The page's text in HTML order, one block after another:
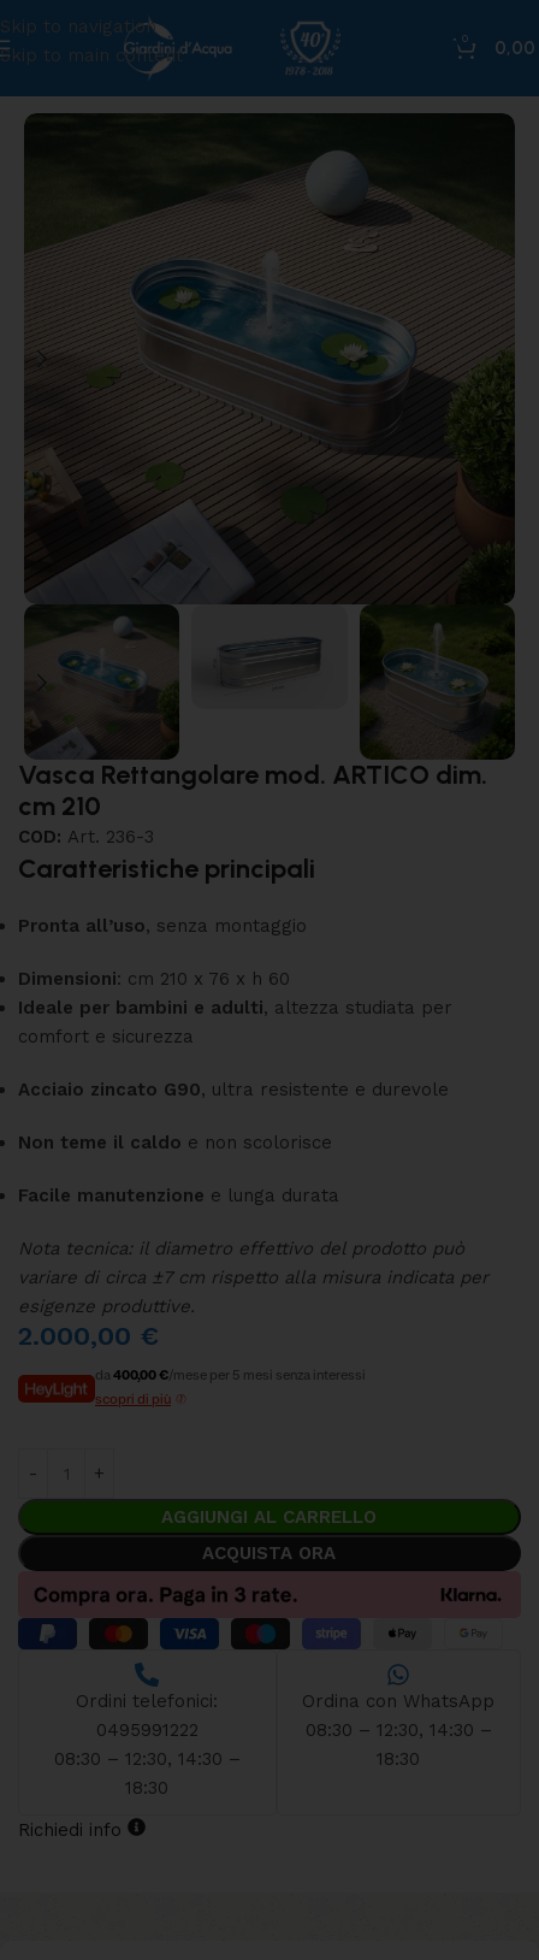
Skip to navigation
Skip to main content
0
0,00
Vasca Rettangolare mod. ARTICO dim.
cm 210
COD: Art. 236-3
Caratteristiche principali
Pronta all’uso, senza montaggio
Dimensioni: cm 210 x 76 x h 60
Ideale per bambini e adulti, altezza studiata per
comfort e sicurezza
Acciaio zincato G90, ultra resistente e durevole
Non teme il caldo e non scolorisce
Facile manutenzione e lunga durata
Nota tecnica: il diametro effettivo del prodotto può
variare di circa ±7 cm rispetto alla misura indicata per
esigenze produttive.
2.000,00 €
da400,00 €/mese per 5 mesi senza interessi
scopri di più
AGGIUNGI AL CARRELLO
ACQUISTA ORA
Ordini telefonici:
0495991222
08:30 – 12:30, 14:30 –
18:30
Ordina con WhatsApp
08:30 – 12:30, 14:30 –
18:30
Richiedi info